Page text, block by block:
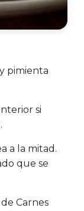
pimienta
si
a la mitad.
que se
Carnes